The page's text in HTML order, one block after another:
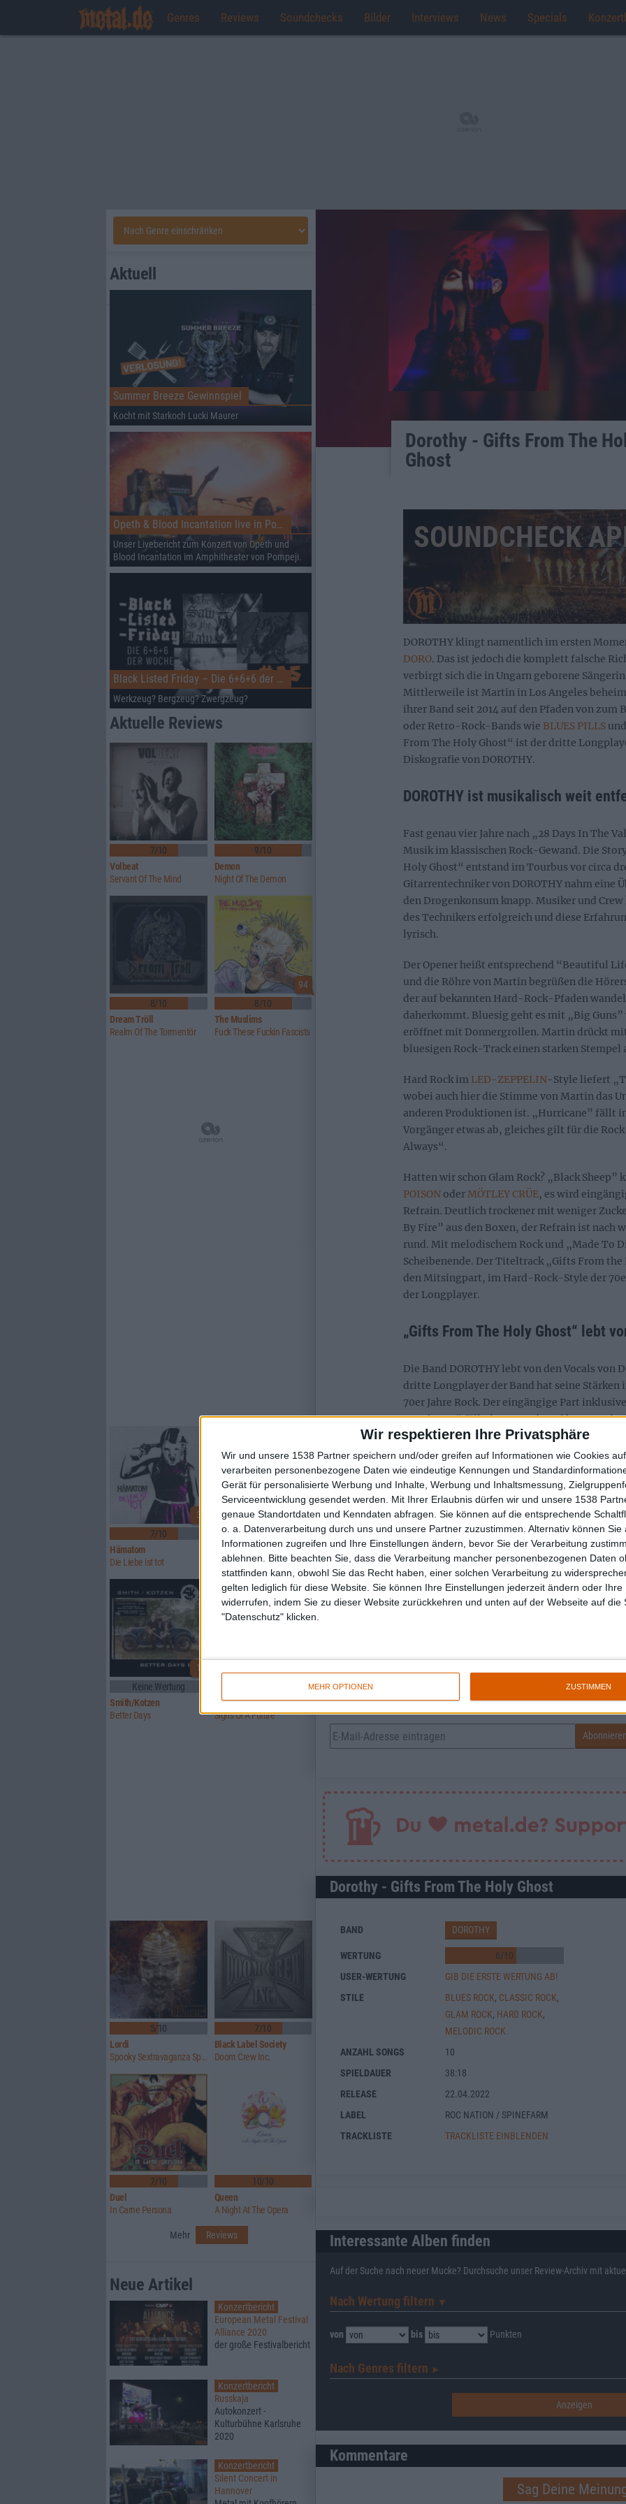
Wir respektieren Ihre Privatsphäre
Wir und unsere 1538 Partner speichern und/oder greifen auf Informationen wie Cookies
verarbeiten personenbezogene Daten wie eindeutige Kennungen und
Gerät für personalisierte Werbung und Inhalte, Werbung und Inhaltsmessung,
Serviceentwicklung gesendet werden.
Mit Ihrer Erlaubnis dürfen wir und unsere 1538
genaue Standortdaten und Kenndaten abfragen. Sie können auf die entsprechende
o. a. Datenverarbeitung durch uns und unsere Partner zuzustimmen. Alternativ können Sie
Informationen zugreifen und Ihre Einstellungen ändern, bevor Sie der Verarbeitung
ablehnen.
Bitte beachten Sie, dass die Verarbeitung mancher personenbezogenen Daten
stattfinden kann, obwohl Sie das Recht haben, einer solchen Verarbeitung zu
gelten lediglich für diese Website. Sie können Ihre Einstellungen jederzeit ändern oder Ihre
widerrufen, indem Sie zu dieser Website zurückkehren und unten auf der Webseite auf die
"Datenschutz" klicken.
MEHR OPTIONEN ZUSTIMMEN
Genres Reviews Soundchecks Bilder Interviews News Specials
Dorothy - Gifts From The
Ghost
SOUNDCHECK
DOROTHY klingt namentlich im ersten
DORO. Das ist jedoch die komplett falsche
verbirgt sich die in Ungarn geborene
Mittlerweile ist Martin in Los Angeles
ihrer Band seit 2014 auf den Pfaden von zum
oder Retro-Rock-Bands wie BLUES PILLS und
From The Holy Ghost“ ist der dritte
Diskografie von DOROTHY.
DOROTHY ist musikalisch weit
Fast genau vier Jahre nach „28 Days In The
Musik im klassischen Rock-Gewand. Die
Holy Ghost“ entstand im Tourbus vor circa
Gitarrentechniker von DOROTHY nahm eine
den Drogenkonsum knapp. Musiker und
des Technikers erfolgreich und diese
lyrisch.
Der Opener heißt entsprechend “Beautiful
und die Röhre von Martin begrüßen die
der auf bekannten Hard-Rock-Pfaden
daherkommt. Bluesig geht es mit „Big Guns”
eröffnet mit Donnergrollen. Martin drückt
bluesigen Rock-Track einen starken Stempel
Hard Rock im LED-ZEPPELIN-Style liefert
wobei auch hier die Stimme von Martin das
anderen Produktionen ist. „Hurricane” fällt
Vorgänger etwas ab, gleiches gilt für die
Always“.
Hatten wir schon Glam Rock? „Black
POISON oderMÖTLEY CRÜE, es wird
Refrain. Deutlich trockener mit weniger
By Fire” aus den Boxen, der Refrain ist nach
rund. Mit melodischem Rock und „Made To
Scheibenende. Der Titeltrack „Gifts From
den Mitsingpart, im Hard-Rock-Style der
der Longplayer.
„Gifts From The Holy Ghost“ lebt
Die Band DOROTHY lebt von den Vocals von
dritte Longplayer der Band hat seine Stärken
70er Jahre Rock. Der eingängige Part
Me Always“ fällt dagegen ab und kann nur
Menschen, welche BLUES PILLS oder PATTI
female dominierten Gesang aufgeschlossen
dem neuen Longplayer von DOROTHY eine
Zur Startseite
Jürgen Fenske
Dorothy - Gifts From The Holy Ghost
BAND DOROTHY
WERTUNG 6/10
USER-WERTUNG
GIB DIE ERSTE WERTUNG AB!
STILE
BLUES ROCK, CLASSIC ROCK,
GLAM ROCK, HARD ROCK,
MELODIC ROCK
ANZAHL SONGS
10
SPIELDAUER
38:18
RELEASE
22.04.2022
LABEL
ROC NATION / SPINEFARM
TRACKLISTE
TRACKLISTE EINBLENDEN
Interessante Alben finden
Auf der Suche nach neuer Mucke? Durchsuche unser Review-Archiv mit aktuell
Nach Wertung filtern ▼︎
von bis Punkten
Nach Genres filtern ►︎
Kommentare
Sag Deine
Aktuell
Summer Breeze Gewinnspiel
Kocht mit Starkoch Lucki Maurer
Opeth & Blood Incantation live in Pompeji
Unser Livebericht zum Konzert von Opeth und
Blood Incantation im Amphitheater von Pompeji.
Black Listed Friday – Die 6+6+6 der Woche
Werkzeug? Bergzeug? Zwergzeug?
Aktuelle Reviews
7/10
Volbeat
Servant Of The Mind
9/10
Demon
Night Of The Demon
8/10
Dream Tröll
Realm Of The Tormentör
94
8/10
The Muslims
Fuck These Fuckin Fascists
3
7/10
Hämatom
Die Liebe ist tot
6/10
Lynx
Watcher Of Skies
1
Keine Wertung
Smith/Kotzen
Better Days
Signs Of Truth
Signs Of A Future
5/10
Lordi
Spooky Sextravaganza Spectacular
7/10
Black Label Society
Doom Crew Inc.
7/10
Duel
In Carne Persona
10/10
Queen
A Night At The Opera
Mehr Reviews
Neue Artikel
Konzertbericht
European Metal Festival
Alliance 2020
der große Festivalbericht
Konzertbericht
Russkaja
Autokonzert -
Kulturbühne Karlsruhe
2020
Konzertbericht
Silent Concert in
Hannover